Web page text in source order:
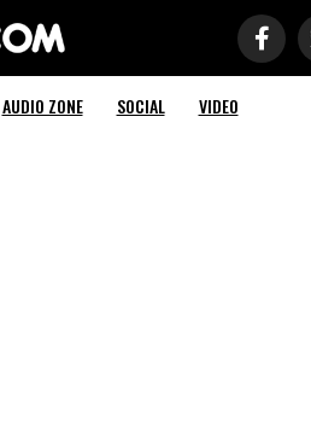
AUDIO ZONE SOCIAL VIDEO